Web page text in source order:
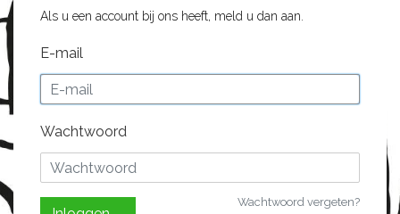
Als u een account bij ons heeft, meld u dan aan.
E-mail
Wachtwoord
Wachtwoord vergeten?